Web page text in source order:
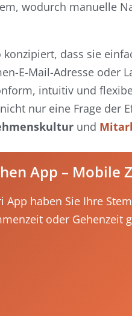
wodurch manuelle
konzipiert, dass sie
E-Mail-Adresse oder
intuitiv und
nur eine Frage der
und
App – Mobile
App haben Sie Ihre
oder Gehenzeit